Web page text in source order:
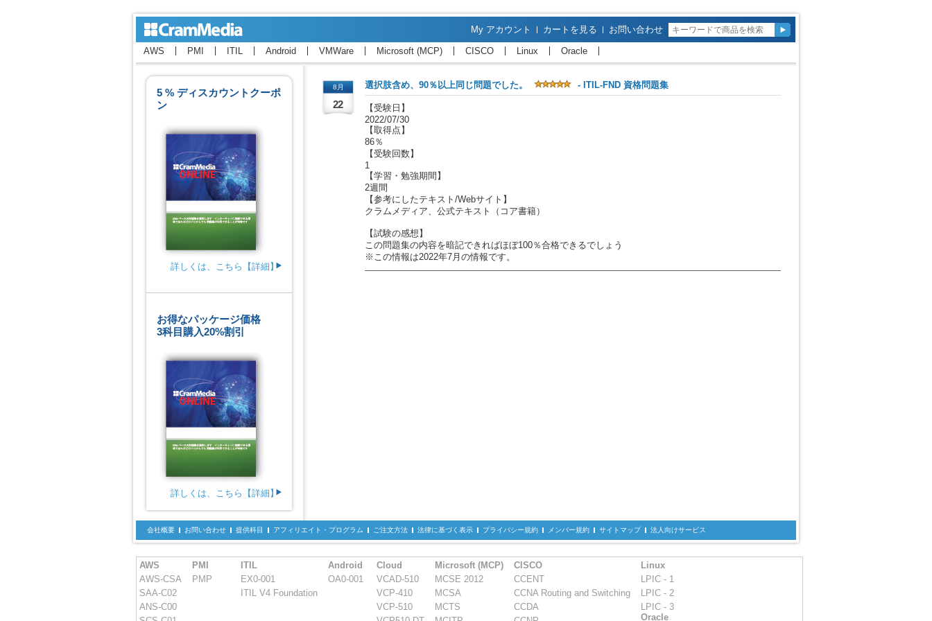
My アカウント カートを見る お問い合わせ
AWS PMI ITIL Android VMWare Microsoft (MCP) CISCO Linux Oracle
5 % ディスカウントクーポ
ン
詳しくは、こちら【詳細】
お得なパッケージ価格
3科目購入20%割引
詳しくは、こちら【詳細】
8月
22
選択肢含め、90％以上同じ問題でした。 - ITIL-FND 資格問題集
【受験日】
2022/07/30
【取得点】
86％
【受験回数】
1
【学習・勉強期間】
2週間
【参考にしたテキスト/Webサイト】
クラムメディア、公式テキスト（コア書籍）
【試験の感想】
この問題集の内容を暗記できればほぼ100％合格できるでしょう
※この情報は2022年7月の情報です。
会社概要 お問い合わせ 提供科目 アフィリエイト・プログラム ご注文方法 法律に基づく表示 プライバシー規約 メンバー規約 サイトマップ 法人向けサービス
AWS
AWS-CSA
SAA-C02
ANS-C00
PMI
PMP
ITIL
EX0-001
ITIL V4 Foundation
Android
OA0-001
Cloud
VCAD-510
VCP-410
VCP-510
Microsoft (MCP)
MCSE 2012
MCSA
MCTS
CISCO
CCENT
CCNA Routing and Switching
CCDA
Linux
LPIC - 1
LPIC - 2
LPIC - 3
Oracle